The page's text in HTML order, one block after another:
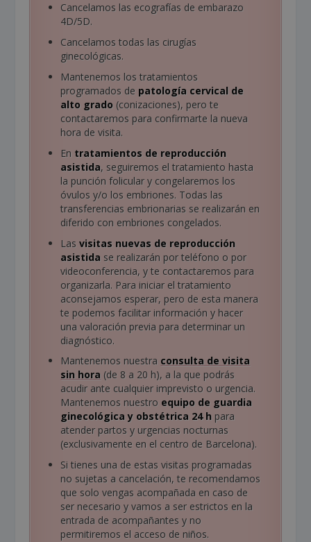
Cancelamos las ecografías de embarazo
4D/5D.
Cancelamos todas las cirugías
ginecológicas.
Mantenemos los tratamientos
programados de patología cervical de
alto grado (conizaciones), pero te
contactaremos para confirmarte la nueva
hora de visita.
En tratamientos de reproducción
asistida, seguiremos el tratamiento hasta
la punción folicular y congelaremos los
óvulos y/o los embriones. Todas las
transferencias embrionarias se realizarán en
diferido con embriones congelados.
Lasvisitas nuevas de reproducción
asistida se realizarán por teléfono o por
videoconferencia, y te contactaremos para
organizarla. Para iniciar el tratamiento
aconsejamos esperar, pero de esta manera
te podemos facilitar información y hacer
una valoración previa para determinar un
diagnóstico.
Mantenemos nuestra consulta de visita
sin hora (de 8 a 20 h), a la que podrás
acudir ante cualquier imprevisto o urgencia.
Mantenemos nuestro equipo de guardia
ginecológica y obstétrica 24 h para
atender partos y urgencias nocturnas
(exclusivamente en el centro de Barcelona).
Si tienes una de estas visitas programadas
no sujetas a cancelación, te recomendamos
que solo vengas acompañada en caso de
ser necesario y vamos a ser estrictos en la
entrada de acompañantes y no
permitiremos el acceso de niños.